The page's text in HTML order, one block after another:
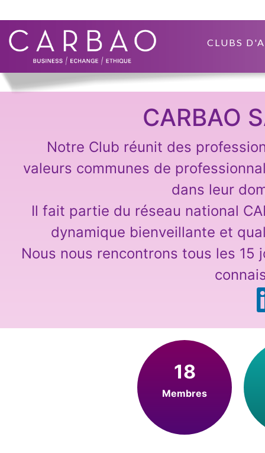
CLUBS
CARBAO
Notre Club réunit des
valeurs communes de
dans leur
Il fait partie du réseau national
dynamique bienveillante et
Nous nous rencontrons tous les
18
Membres